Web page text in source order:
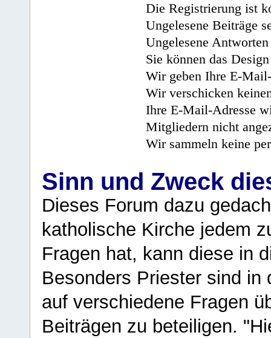
Die Registrierung ist
Ungelesene Beiträge
Ungelesene
Sie können das
Wir geben Ihre E-
Wir verschicken
Ihre E-Mail-Adresse
Mitgliedern nicht
Wir sammeln keine
Sinn und Zweck
Dieses Forum dazu
katholische Kirche jedem
Fragen hat, kann diese in
Besonders Priester sind in
auf verschiedene Fragen
Beiträgen zu beteiligen.